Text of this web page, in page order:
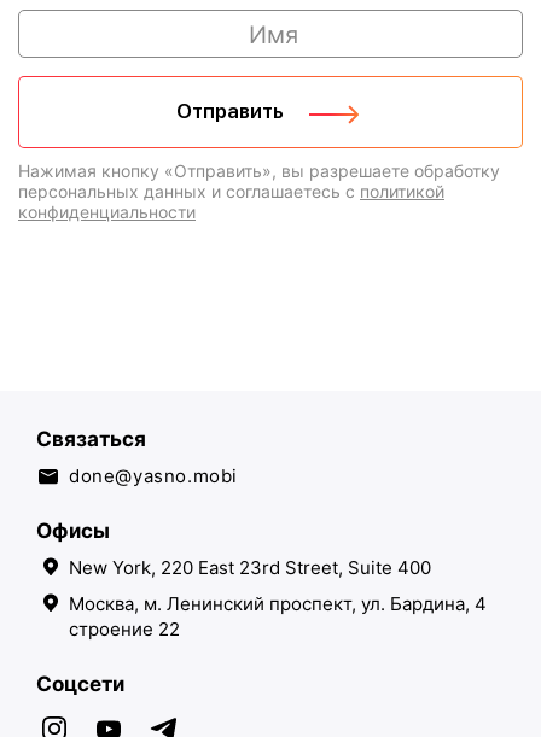
Нажимая кнопку «Отправить», вы разрешаете обработку
персональных данных и соглашаетесь с политикой
конфиденциальности
Связаться
done@yasno.mobi
Офисы
New York, 220 East 23rd Street, Suite 400
Москва, м. Ленинский проспект, ул. Бардина, 4
строение 22
Соцсети